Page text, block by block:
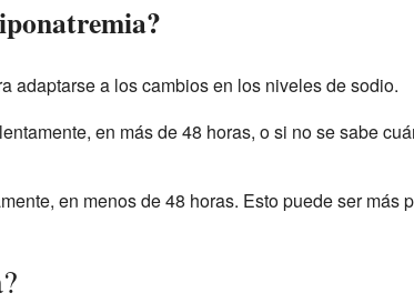
adaptarse a los cambios en los niveles de sodio.
en más de 48 horas, o si no se sabe
en menos de 48 horas. Esto puede ser más